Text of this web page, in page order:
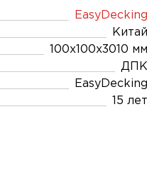
EasyDecking
Китай
100х100х3010 мм
ДПК
EasyDecking
15 лет